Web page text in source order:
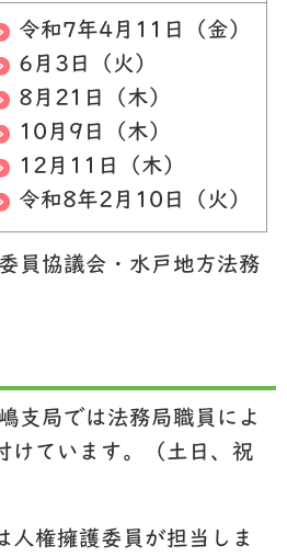
令和7年4月11日（金）
6月3日（火）
8月21日（木）
10月9日（木）
12月11日（木）
令和8年2月10日（火）
員協議会・水戸地方法務
支局では法務局職員によ
けています。（土日、祝
権擁護委員が担当しま